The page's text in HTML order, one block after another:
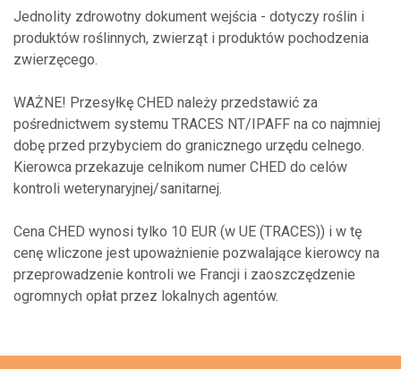
Jednolity zdrowotny dokument wejścia - dotyczy roślin i
produktów roślinnych, zwierząt i produktów pochodzenia
zwierzęcego.
WAŻNE! Przesyłkę CHED należy przedstawić za
pośrednictwem systemu TRACES NT/IPAFF na co najmniej
dobę przed przybyciem do granicznego urzędu celnego.
Kierowca przekazuje celnikom numer CHED do celów
kontroli weterynaryjnej/sanitarnej.
Cena CHED wynosi tylko 10 EUR (w UE (TRACES)) i w tę
cenę wliczone jest upoważnienie pozwalające kierowcy na
przeprowadzenie kontroli we Francji i zaoszczędzenie
ogromnych opłat przez lokalnych agentów.